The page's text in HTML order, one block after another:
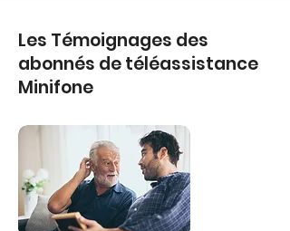
Les Témoignages des
abonnés de téléassistance
Minifone